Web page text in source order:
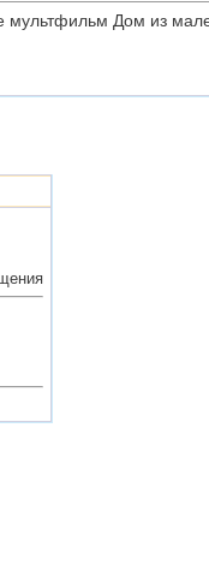
мультфильм Дом из